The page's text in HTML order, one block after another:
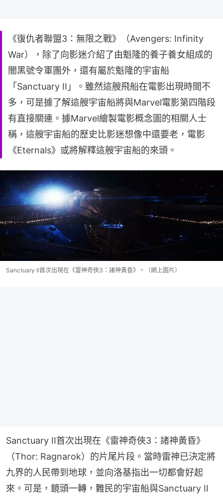
《復仇者聯盟3：無限之戰》（Avengers: Infinity
War），除了向影迷介紹了由魁隆的養子養女組成的
闇黑號令軍團外，還有屬於魁隆的宇宙船
「Sanctuary II」。雖然這艘飛船在電影出現時間不
多，可是據了解這艘宇宙船將與Marvel電影第四階段
有直接關連。據Marvel繪製電影概念圖的相關人士
稱，這艘宇宙船的歷史比影迷想像中還要老，電影
《Eternals》或將解釋這艘宇宙船的來頭。
Sanctuary II首次出現在《雷神奇俠3：諸神黃昏》。（網上圖片）
Sanctuary II首次出現在《雷神奇俠3：諸神黃昏》
（Thor: Ragnarok）的片尾片段。當時雷神已決定將
九界的人民帶到地球，並向洛基指出一切都會好起
來。可是，鏡頭一轉，難民的宇宙船與Sanctuary II